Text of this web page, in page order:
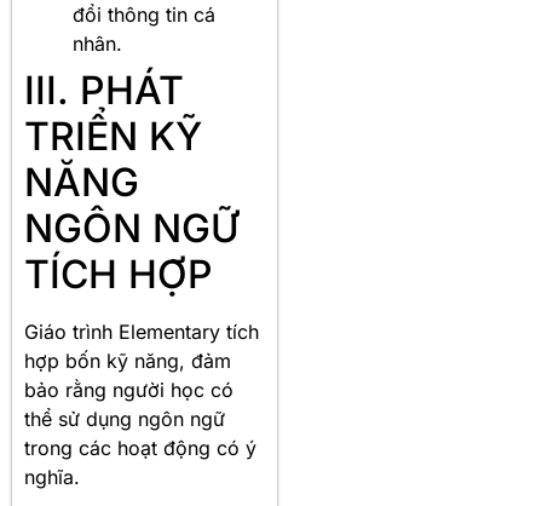
đổi thông tin cá
nhân.
III. PHÁT
TRIỂN KỸ
NĂNG
NGÔN NGỮ
TÍCH HỢP
Giáo trình Elementary tích
hợp bốn kỹ năng, đảm
bảo rằng người học có
thể sử dụng ngôn ngữ
trong các hoạt động có ý
nghĩa.